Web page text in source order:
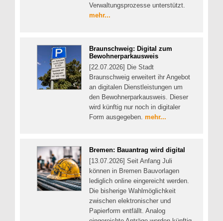
Verwaltungsprozesse unterstützt.
mehr...
Braunschweig: Digital zum
Bewohnerparkausweis
[22.07.2026] Die Stadt
Braunschweig erweitert ihr Angebot
an digitalen Dienstleistungen um
den Bewohnerparkausweis. Dieser
wird künftig nur noch in digitaler
Form ausgegeben. mehr...
Bremen: Bauantrag wird digital
[13.07.2026] Seit Anfang Juli
können in Bremen Bauvorlagen
lediglich online eingereicht werden.
Die bisherige Wahlmöglichkeit
zwischen elektronischer und
Papierform entfällt. Analog